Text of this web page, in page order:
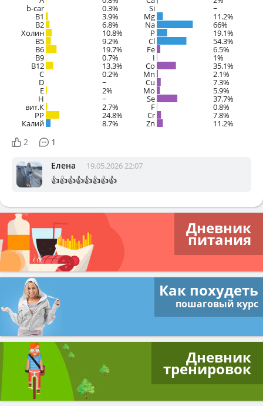
b-car 0.3%
В1 3.9%
B2 6.8%
Холин 10.8%
B5 9.2%
B6 19.7%
B9 0.7%
B12 13.3%
C 0.2%
D ~
E 2%
H ~
вит.К 2.7%
PP 24.8%
Калий 8.7%
Si ~
Mg 11.2%
Na 66%
P 19.1%
Cl 54.3%
Fe 6.5%
I 1%
Co 35.1%
Mn 2.1%
Cu 7.3%
Mo 5.9%
Se 37.7%
F 0.8%
Cr 7.8%
Zn 11.2%
2 1
Елена 19.05.2026 22:07
👍👍👍👍👍👍👍👍
Дневник
питания
Как похудеть
пошаговый курс
Дневник
тренировок